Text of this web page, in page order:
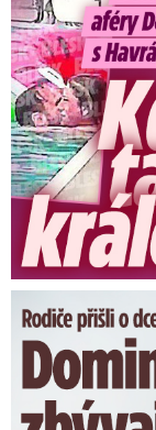
Dominikovi (8)